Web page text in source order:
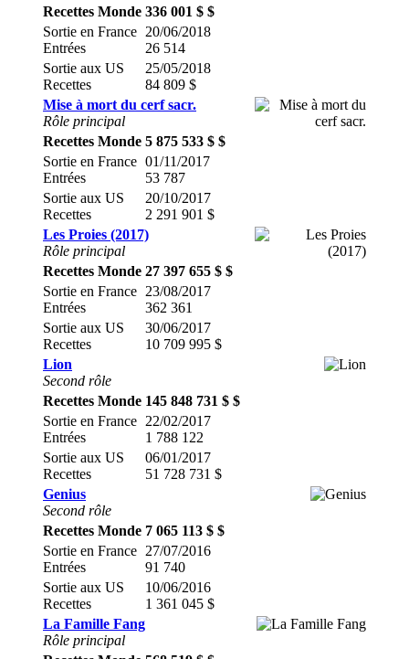
Recettes Monde 336 001 $ $
Sortie en France
Entrées
20/06/2018
26 514
Sortie aux US
Recettes
25/05/2018
84 809 $
Mise à mort du cerf sacr.
Rôle principal
Recettes Monde 5 875 533 $ $
Sortie en France
Entrées
01/11/2017
53 787
Sortie aux US
Recettes
20/10/2017
2 291 901 $
Les Proies (2017)
Rôle principal
Recettes Monde 27 397 655 $ $
Sortie en France
Entrées
23/08/2017
362 361
Sortie aux US
Recettes
30/06/2017
10 709 995 $
Lion
Second rôle
Recettes Monde 145 848 731 $ $
Sortie en France
Entrées
22/02/2017
1 788 122
Sortie aux US
Recettes
06/01/2017
51 728 731 $
Genius
Second rôle
Recettes Monde 7 065 113 $ $
Sortie en France
Entrées
27/07/2016
91 740
Sortie aux US
Recettes
10/06/2016
1 361 045 $
La Famille Fang
Rôle principal